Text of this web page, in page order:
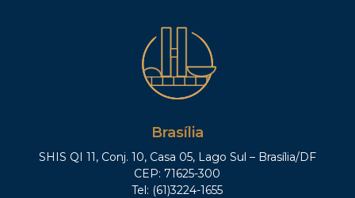
Brasília
SHIS QI 11, Conj. 10, Casa 05, Lago Sul – Brasília/DF
CEP: 71625-300
Tel: (61)3224-1655